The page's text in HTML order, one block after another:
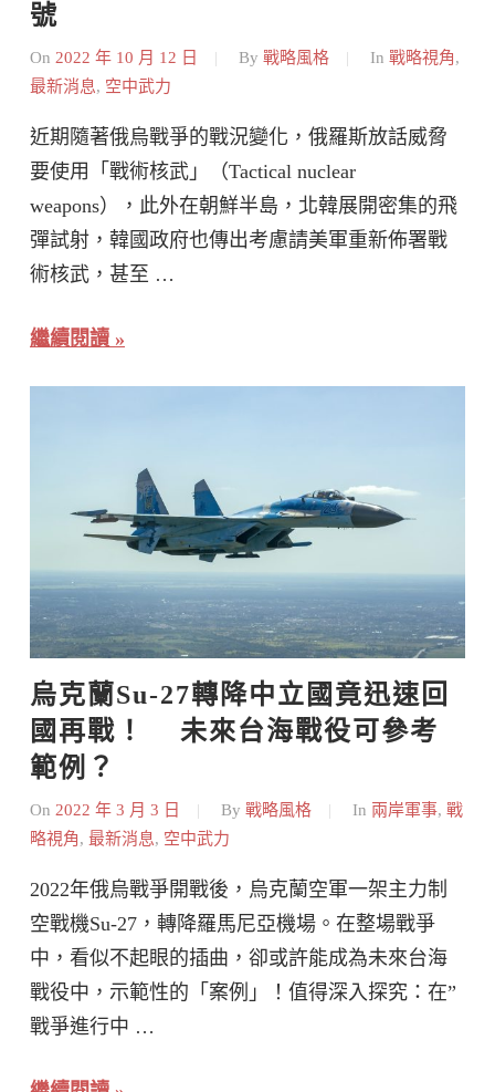
號
On 2022 年 10 月 12 日 By 戰略風格 In 戰略視角,
最新消息, 空中武力
近期隨著俄烏戰爭的戰況變化，俄羅斯放話威脅
要使用「戰術核武」（Tactical nuclear
weapons），此外在朝鮮半島，北韓展開密集的飛
彈試射，韓國政府也傳出考慮請美軍重新佈署戰
術核武，甚至 …
繼續閱讀
烏克蘭Su-27轉降中立國竟迅速回
國再戰！    未來台海戰役可參考
範例？
On 2022 年 3 月 3 日 By 戰略風格 In 兩岸軍事, 戰
略視角, 最新消息, 空中武力
2022年俄烏戰爭開戰後，烏克蘭空軍一架主力制
空戰機Su-27，轉降羅馬尼亞機場。在整場戰爭
中，看似不起眼的插曲，卻或許能成為未來台海
戰役中，示範性的「案例」！值得深入探究：在”
戰爭進行中 …